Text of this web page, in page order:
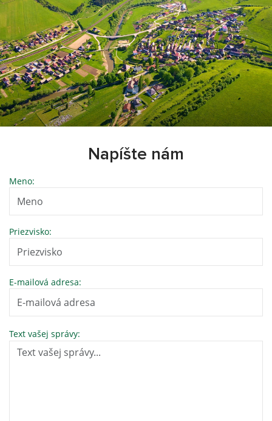
Napíšte nám
Meno:
Priezvisko:
E-mailová adresa:
Text vašej správy: